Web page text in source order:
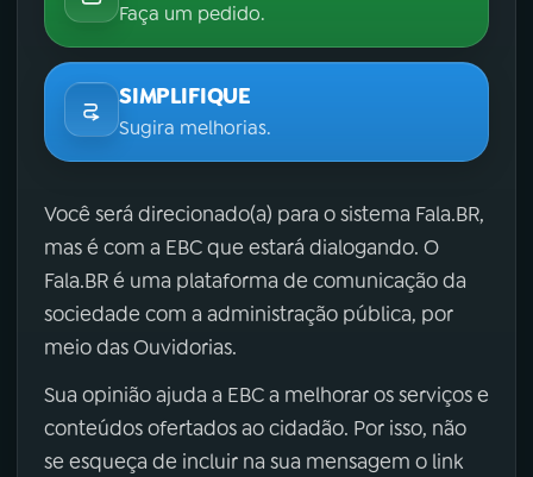
Faça um pedido.
SIMPLIFIQUE
Sugira melhorias.
Você será direcionado(a) para o sistema Fala.BR,
mas é com a EBC que estará dialogando. O
Fala.BR é uma plataforma de comunicação da
sociedade com a administração pública, por
meio das Ouvidorias.
Sua opinião ajuda a EBC a melhorar os serviços e
conteúdos ofertados ao cidadão. Por isso, não
se esqueça de incluir na sua mensagem o link